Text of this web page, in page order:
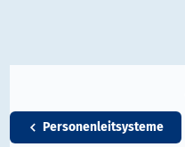
Personenleitsysteme